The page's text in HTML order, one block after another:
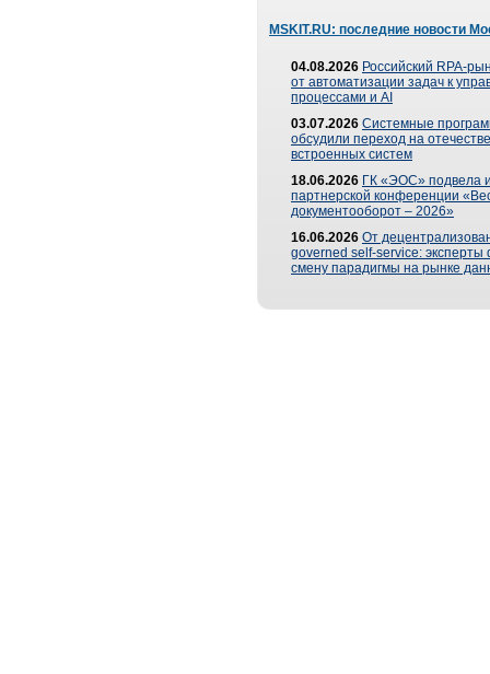
MSKIT.RU: последние новости
04.08.2026 Российский RPA-
от автоматизации задач к
процессами и AI
03.07.2026 Системные
обсудили переход на
встроенных систем
18.06.2026 ГК «ЭОС» подвела
партнерской конференции
документооборот – 2026»
16.06.2026 От
governed self-service: эксперты
смену парадигмы на рынке